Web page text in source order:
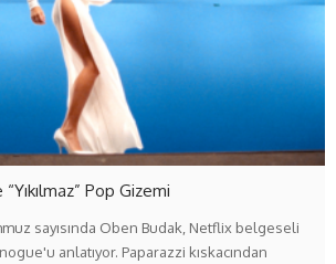
Pop Gizemi
sayısında Oben Budak, Netflix belgeseli
anlatıyor. Paparazzi kıskacından